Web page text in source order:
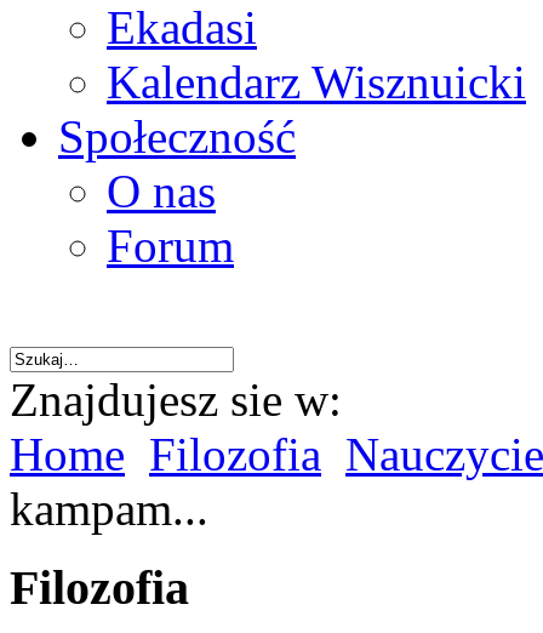
Ekadasi
Kalendarz Wisznuicki
Społeczność
O nas
Forum
Znajdujesz sie w:
Home Filozofia
kampam...
Filozofia